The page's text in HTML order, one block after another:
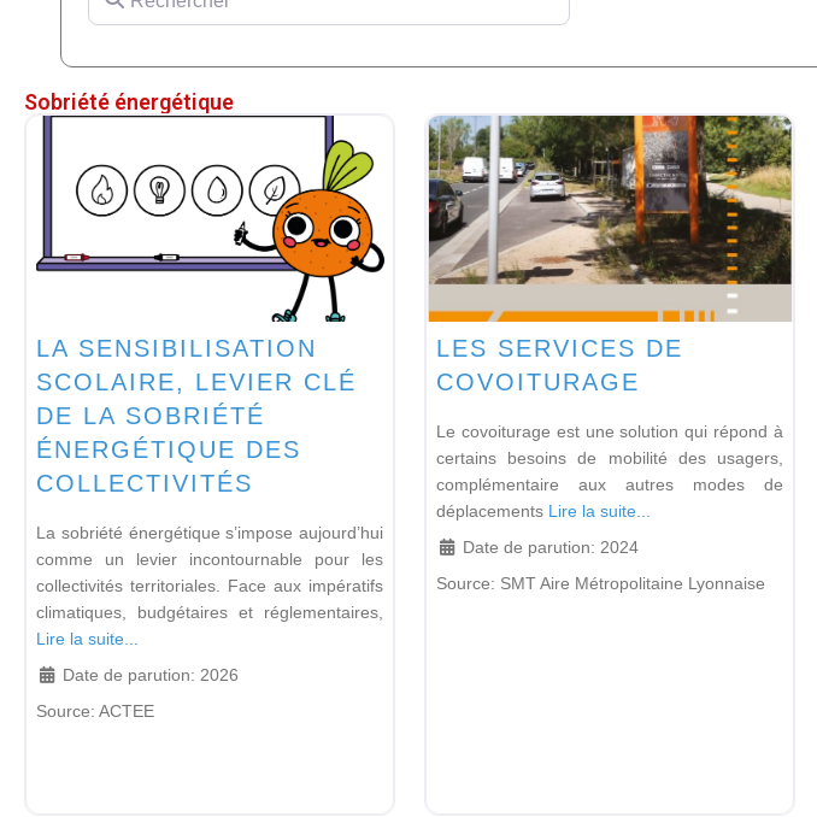
Sobriété énergétique
LA SENSIBILISATION
SCOLAIRE, LEVIER CLÉ
DE LA SOBRIÉTÉ
ÉNERGÉTIQUE DES
COLLECTIVITÉS
La sobriété énergétique s’impose aujourd’hui
comme un levier incontournable pour les
collectivités territoriales. Face aux impératifs
climatiques, budgétaires et réglementaires,
Lire la suite...
Date de parution: 2026
Source: ACTEE
LES SERVICES DE
COVOITURAGE
Le covoiturage est une solution qui répond à
certains besoins de mobilité des usagers,
complémentaire aux autres modes de
déplacements Lire la suite...
Date de parution: 2024
Source: SMT Aire Métropolitaine Lyonnaise